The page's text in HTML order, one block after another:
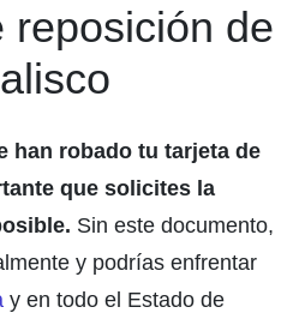
reposición de
han robado tu tarjeta de
que solicites la
Sin este documento,
y podrías enfrentar
y en todo el Estado de